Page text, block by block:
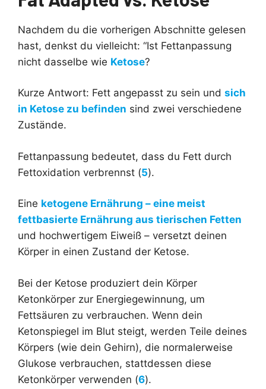
Nachdem du die vorherigen Abschnitte gelesen
hast, denkst du vielleicht: “Ist Fettanpassung
nicht dasselbe wie Ketose?
Kurze Antwort: Fett angepasst zu sein und sich
in Ketose zu befinden sind zwei verschiedene
Zustände.
Fettanpassung bedeutet, dass du Fett durch
Fettoxidation verbrennst (5).
Eine ketogene Ernährung – eine meist
fettbasierte Ernährung aus tierischen Fetten
und hochwertigem Eiweiß – versetzt deinen
Körper in einen Zustand der Ketose.
Bei der Ketose produziert dein Körper
Ketonkörper zur Energiegewinnung, um
Fettsäuren zu verbrauchen. Wenn dein
Ketonspiegel im Blut steigt, werden Teile deines
Körpers (wie dein Gehirn), die normalerweise
Glukose verbrauchen, stattdessen diese
Ketonkörper verwenden (6).